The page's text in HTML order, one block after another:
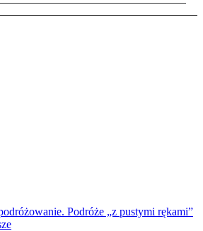
Podróże „z pustymi rękami”